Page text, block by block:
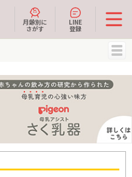
月齢別に
さがす
LINE
登録